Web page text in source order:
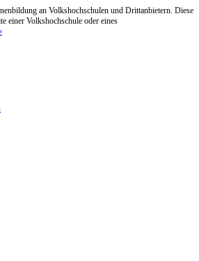
an Volkshochschulen und Drittanbietern. Diese
einer Volkshochschule oder eines